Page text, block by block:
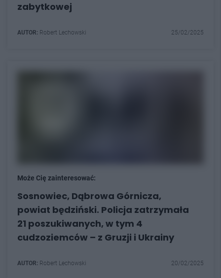
zabytkowej
AUTOR: Robert Lechowski 25/02/2025
Może Cię zainteresować:
Sosnowiec, Dąbrowa Górnicza,
powiat będziński. Policja zatrzymała
21 poszukiwanych, w tym 4
cudzoziemców – z Gruzji i Ukrainy
AUTOR: Robert Lechowski 20/02/2025